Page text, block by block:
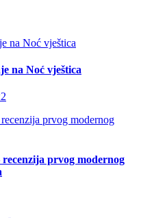
na Noć vještica
prvog modernog